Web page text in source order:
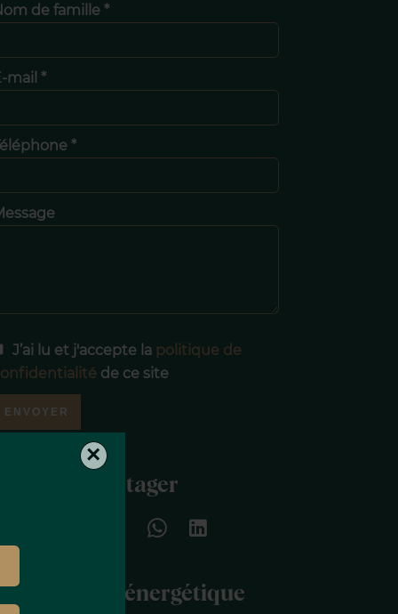
×
de famille *
mail *
*
J’ai lu et j'accepte la politique de
de ce site
ENVOYER
Partager
Efficacité énergétique